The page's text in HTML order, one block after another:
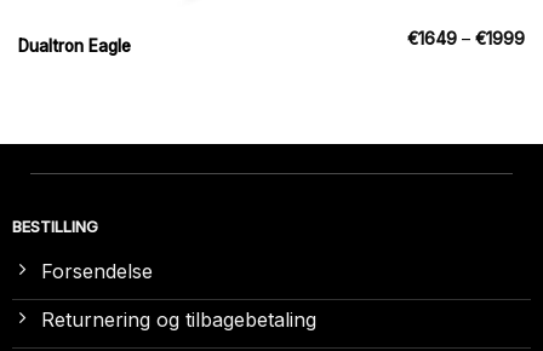
Dualtron Eagle €1649 – €1999
BESTILLING
Forsendelse
Returnering og tilbagebetaling